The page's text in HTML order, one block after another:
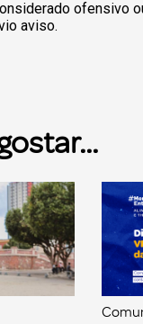
ofensivo
aviso.